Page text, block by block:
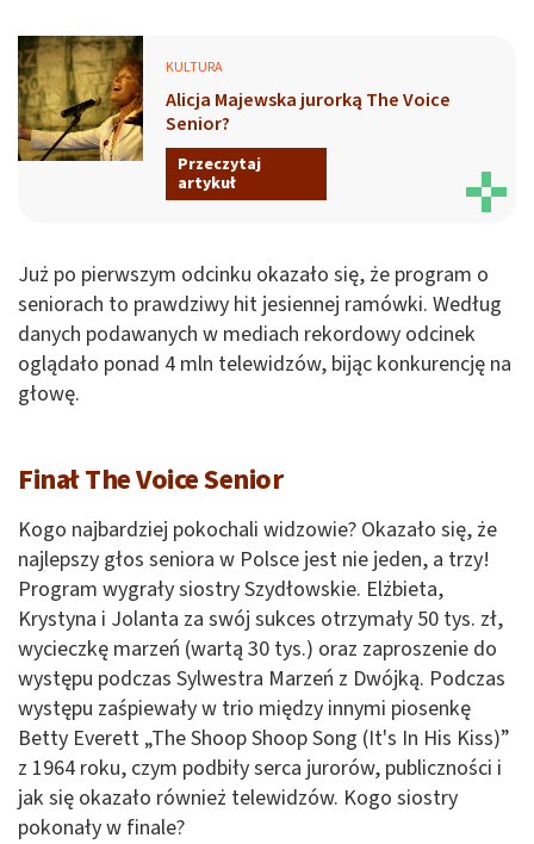
KULTURA
Alicja Majewska jurorką The Voice
Senior?
Przeczytaj
artykuł
Już po pierwszym odcinku okazało się, że program o
seniorach to prawdziwy hit jesiennej ramówki. Według
danych podawanych w mediach rekordowy odcinek
oglądało ponad 4 mln telewidzów, bijąc konkurencję na
głowę.
Finał The Voice Senior
Kogo najbardziej pokochali widzowie? Okazało się, że
najlepszy głos seniora w Polsce jest nie jeden, a trzy!
Program wygrały siostry Szydłowskie. Elżbieta,
Krystyna i Jolanta za swój sukces otrzymały 50 tys. zł,
wycieczkę marzeń (wartą 30 tys.) oraz zaproszenie do
występu podczas Sylwestra Marzeń z Dwójką. Podczas
występu zaśpiewały w trio między innymi piosenkę
Betty Everett „The Shoop Shoop Song (It's In His Kiss)”
z 1964 roku, czym podbiły serca jurorów, publiczności i
jak się okazało również telewidzów. Kogo siostry
pokonały w finale?